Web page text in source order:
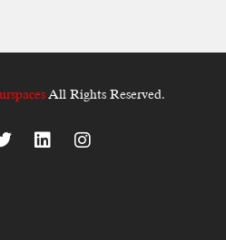
All Rights Reserved.